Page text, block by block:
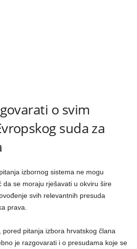
o svim
suda za
izbornog sistema ne mogu
da se moraju rješavati u okviru šire
svih relevantnih presuda
prava.
pored pitanja izbora hrvatskog člana
je razgovarati i o presudama koje se